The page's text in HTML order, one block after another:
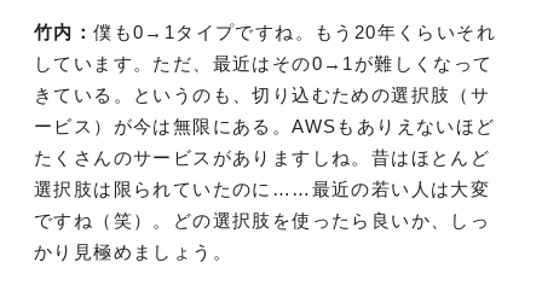
竹内：僕も0→1タイプですね。もう20年くらいそれ
しています。ただ、最近はその0→1が難しくなって
きている。というのも、切り込むための選択肢（サ
ービス）が今は無限にある。AWSもありえないほど
たくさんのサービスがありますしね。昔はほとんど
選択肢は限られていたのに……最近の若い人は大変
ですね（笑）。どの選択肢を使ったら良いか、しっ
かり見極めましょう。